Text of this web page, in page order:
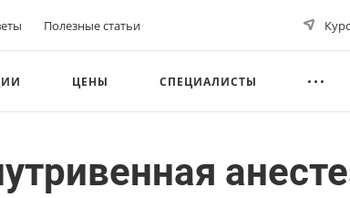
Полезные статьи
ЦЕНЫ СПЕЦИАЛИСТЫ